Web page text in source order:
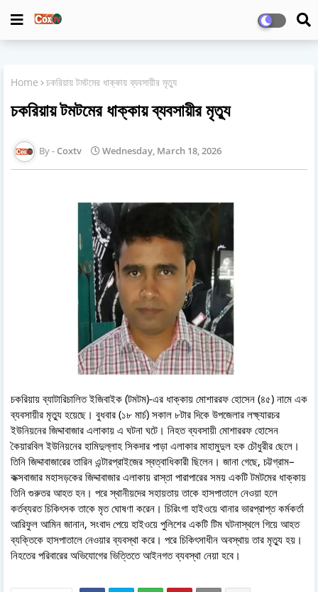
Home চকরিয়ায় টমটমের ধাক্কায় ব্যবসায়ীর মৃত্যু
চকরিয়ায় টমটমের ধাক্কায় ব্যবসায়ীর মৃত্যু
Coxtv Wednesday, March 18, 2026
চকরিয়ায় ব্যাটারিচালিত ইজিবাইক (টমটম)-এর ধাক্কায় মোশাররফ হোসেন (৪৫) নামে এক
ব্যবসায়ীর মৃত্যু হয়েছে। বুধবার (১৮ মার্চ) সকাল ৮টার দিকে উপজেলার লক্ষ্যারচর
ইউনিয়নের জিদ্দাবাজার এলাকায় এ ঘটনা ঘটে। নিহত ব্যবসায়ী মোশাররফ হোসেন
কৈয়ারবিল ইউনিয়নের হামিদুল্লাহ সিকদার পাড়া এলাকার মাহামুদুল হক চৌধুরীর ছেলে।
তিনি জিদ্দাবাজারের তারিন এন্টারপ্রাইজের স্বত্বাধিকারী ছিলেন। জানা গেছে, চট্টগ্রাম–
কক্সবাজার মহাসড়কের জিদ্দাবাজার এলাকায় রাস্তা পারাপারের সময় একটি টমটমের ধাক্কায়
তিনি গুরুতর আহত হন। পরে স্থানীয়দের সহায়তায় তাকে হাসপাতালে নেওয়া হলে
কর্তব্যরত চিকিৎসক তাকে মৃত ঘোষণা করেন। চিরিংগা হাইওয়ে থানার ভারপ্রাপ্ত কর্মকর্তা
আরিফুল আমিন জানান, সংবাদ পেয়ে হাইওয়ে পুলিশের একটি টিম ঘটনাস্থলে গিয়ে আহত
ব্যক্তিকে হাসপাতালে নেওয়ার ব্যবস্থা করে। পরে চিকিৎসাধীন অবস্থায় তার মৃত্যু হয়।
নিহতের পরিবারের অভিযোগের ভিত্তিতে আইনগত ব্যবস্থা নেয়া হবে।